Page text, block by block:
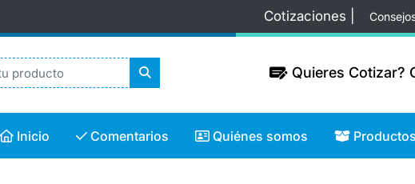
Cotizaciones |
Quieres Cotizar?
Quieres Cotizar?
Inicio
Inicio Comentarios
Comentarios Quiénes somos
Quiénes somos Productos
Productos